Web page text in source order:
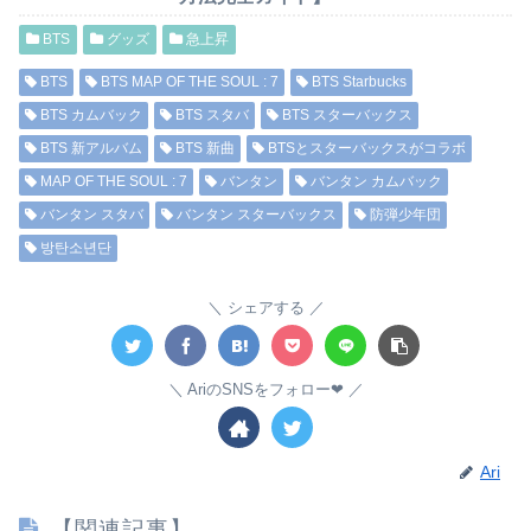
BTS グッズ 急上昇
BTS BTS MAP OF THE SOUL : 7
BTS Starbucks
BTS カムバック
BTS スタバ
BTS スターバックス
BTS 新アルバム
BTS 新曲
BTSとスターバックスがコラボ
MAP OF THE SOUL : 7
バンタン
バンタン カムバック
バンタン スタバ
バンタン スターバックス
防弾少年団
방탄소년단
シェアする
AriのSNSをフォロー❤︎
Ari